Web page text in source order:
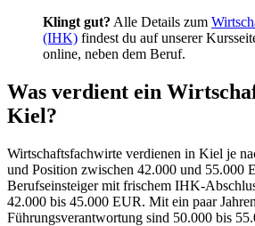
Klingt gut? Alle Details zum
(IHK) findest du auf unserer
online, neben dem Beruf.
Was verdient ein
Kiel?
Wirtschaftsfachwirte verdienen in Kiel je
und Position zwischen 42.000 und 55.000
Berufseinsteiger mit frischem IHK-
42.000 bis 45.000 EUR. Mit ein paar
Führungsverantwortung sind 50.000 bis